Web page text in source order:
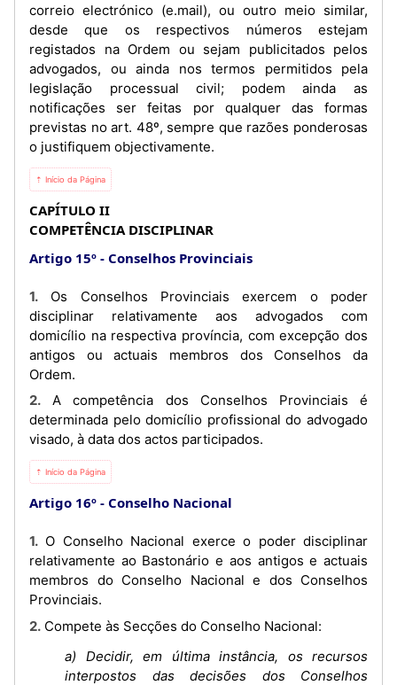
correio electrónico (e.mail), ou outro meio similar,
desde que os respectivos números estejam
registados na Ordem ou sejam publicitados pelos
advogados, ou ainda nos termos permitidos pela
legislação processual civil; podem ainda as
notificações ser feitas por qualquer das formas
previstas no art. 48º, sempre que razões ponderosas
o justifiquem objectivamente.
⇡ Início da Página
CAPÍTULO II
COMPETÊNCIA DISCIPLINAR
Artigo 15º
Conselhos Provinciais
1. Os Conselhos Provinciais exercem o poder
disciplinar relativamente aos advogados com
domicílio na respectiva província, com excepção dos
antigos ou actuais membros dos Conselhos da
Ordem.
2. A competência dos Conselhos Provinciais é
determinada pelo domicílio profissional do advogado
visado, à data dos actos participados.
⇡ Início da Página
Artigo 16º Conselho Nacional
1. O Conselho Nacional exerce o poder disciplinar
relativamente ao Bastonário e aos antigos e actuais
membros do Conselho Nacional e dos Conselhos
Provinciais.
2. Compete às Secções do Conselho Nacional:
a) Decidir, em última instância, os recursos
interpostos das decisões dos Conselhos